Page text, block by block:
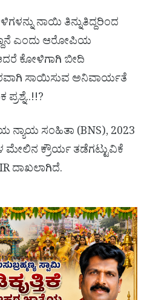
ನಾಯಿ ತಿನ್ನುತಿದ್ದರಿಂದ
ಎಂದು ಆರೋಪಿಯ
ಆದರೆ ಕೋಳಿಗಾಗಿ ಬೀದಿ
ಸಾಯಿಸುವ ಅನಿವಾರ್ಯತೆ
ಸಂಹಿತಾ (BNS), 2023
ಮೇಲಿನ ಕ್ರೌರ್ಯ ತಡೆಗಟ್ಟುವಿಕೆ
ದಾಖಲಾಗಿದೆ.